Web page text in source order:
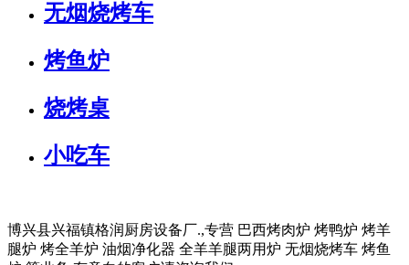
无烟烧烤车
烤鱼炉
烧烤桌
小吃车
博兴县兴福镇格润厨房设备厂.,专营 巴西烤肉炉 烤鸭炉 烤羊
腿炉 烤全羊炉 油烟净化器 全羊羊腿两用炉 无烟烧烤车 烤鱼